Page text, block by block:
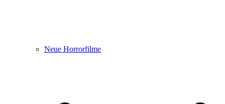
Neue Horrorfilme